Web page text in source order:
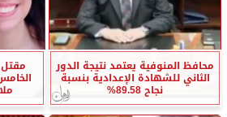
محافظ المنوفية يعتمد نتيجة الدور
الثاني للشهادة الإعدادية بنسبة
نجاح 89.58%